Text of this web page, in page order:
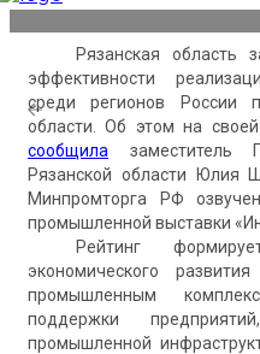
Рязанская область
эффективности
среди регионов России
области. Об этом на
сообщила заместитель
Рязанской области Юлия
Минпромторга РФ
промышленной выставки
Рейтинг
экономического
промышленным
поддержки
промышленной